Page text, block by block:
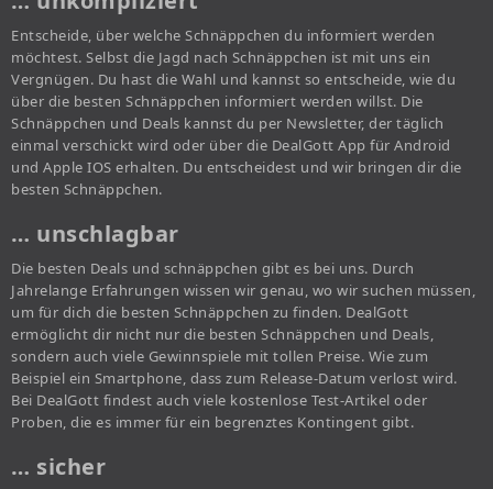
Entscheide, über welche Schnäppchen du informiert werden
möchtest. Selbst die Jagd nach Schnäppchen ist mit uns ein
Vergnügen. Du hast die Wahl und kannst so entscheide, wie du
über die besten Schnäppchen informiert werden willst. Die
Schnäppchen und Deals kannst du per Newsletter, der täglich
einmal verschickt wird oder über die DealGott App für Android
und Apple IOS erhalten. Du entscheidest und wir bringen dir die
besten Schnäppchen.
… unschlagbar
Die besten Deals und schnäppchen gibt es bei uns. Durch
Jahrelange Erfahrungen wissen wir genau, wo wir suchen müssen,
um für dich die besten Schnäppchen zu finden. DealGott
ermöglicht dir nicht nur die besten Schnäppchen und Deals,
sondern auch viele Gewinnspiele mit tollen Preise. Wie zum
Beispiel ein Smartphone, dass zum Release-Datum verlost wird.
Bei DealGott findest auch viele kostenlose Test-Artikel oder
Proben, die es immer für ein begrenztes Kontingent gibt.
… sicher